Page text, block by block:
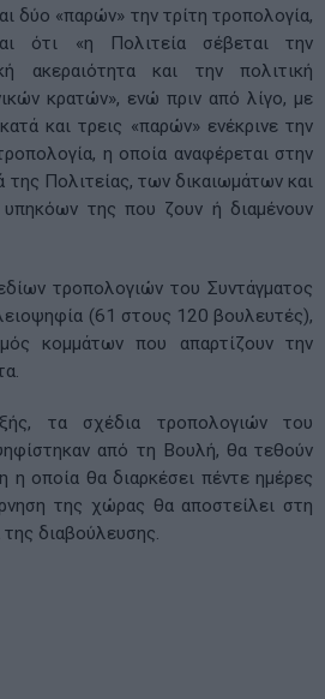
δύο «παρών» την τρίτη τροπολογία,
ότι «η Πολιτεία σέβεται την
ακεραιότητα και την πολιτική
κρατών», ενώ πριν από λίγο, με
και τρεις «παρών» ενέκρινε την
η οποία αναφέρεται στην
της Πολιτείας, των δικαιωμάτων και
της που ζουν ή διαμένουν
τροπολογιών του Συντάγματος
(61 στους 120 βουλευτές),
κομμάτων που απαρτίζουν την
τα σχέδια τροπολογιών του
από τη Βουλή, θα τεθούν
η οποία θα διαρκέσει πέντε ημέρες
της χώρας θα αποστείλει στη
διαβούλευσης.